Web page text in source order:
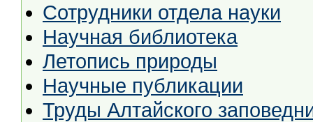
Сотрудники отдела науки
Научная библиотека
Летопись природы
Научные публикации
Труды Алтайского